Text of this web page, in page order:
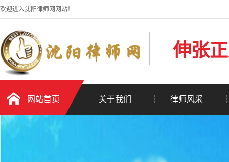
欢迎进入沈阳律师网网站！
伸张
网站首页 关于我们 律师风采